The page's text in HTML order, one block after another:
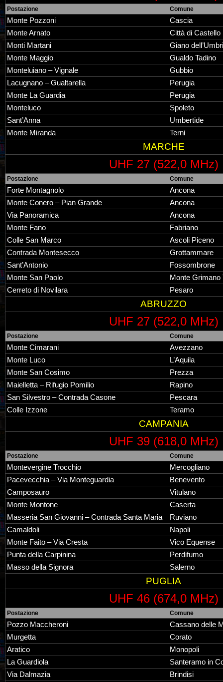
Postazione Comune
Monte Pozzoni
Cascia
Monte Arnato
Città di Castello
Monti Martani
Giano
Monte Maggio
Gualdo Tadino
Monteluiano – Vignale
Gubbio
Lacugnano – Gualtarella
Perugia
Monte La Guardia
Perugia
Monteluco
Spoleto
Sant’Anna
Umbertide
Monte Miranda
Terni
MARCHE
UHF 27 (522,0 MHz)
Postazione Comune
Forte Montagnolo
Ancona
Monte Conero – Pian Grande
Ancona
Via Panoramica
Ancona
Monte Fano
Fabriano
Colle San Marco
Ascoli Piceno
Contrada Montesecco
Grottammare
Sant’Antonio
Fossombrone
Monte San Paolo
Monte Grimano
Cerreto di Novilara
Pesaro
ABRUZZO
UHF 27 (522,0 MHz)
Postazione Comune
Monte Cimarani
Avezzano
Monte Luco
L’Aquila
Monte San Cosimo
Prezza
Maielletta – Rifugio Pomilio
Rapino
San Silvestro – Contrada Casone
Pescara
Colle Izzone
Teramo
CAMPANIA
UHF 39 (618,0 MHz)
Postazione Comune
Montevergine Trocchio
Mercogliano
Pacevecchia – Via Monteguardia
Benevento
Camposauro
Vitulano
Monte Montone
Caserta
Masseria San Giovanni – Contrada Santa Maria
Ruviano
Camaldoli
Napoli
Monte Faito – Via Cresta
Vico Equense
Punta della Carpinina
Perdifumo
Masso della Signora
Salerno
PUGLIA
UHF 46 (674,0 MHz)
Postazione Comune
Pozzo Maccheroni
Cassano delle
Murgetta
Corato
Aratico
Monopoli
La Guardiola
Santeramo in
Via Dalmazia
Brindisi